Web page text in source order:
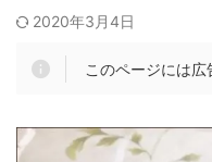
2020年3月4日
このページには広